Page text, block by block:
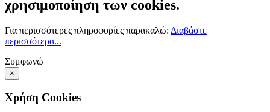
χρησιμοποίηση των cookies.
Για περισσότερες πληροφορίες παρακαλώ: Διαβάστε
περισσότερα...
Συμφωνώ
×
Χρήση Cookies